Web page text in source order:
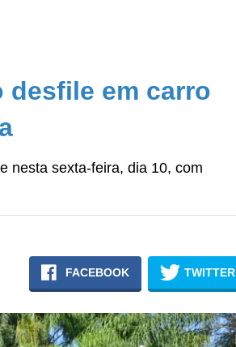
desfile em carro
nesta sexta-feira, dia 10, com
FACEBOOK TWITTER